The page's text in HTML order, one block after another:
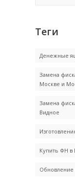
Теги
Денежные
Замена
Москве и
Замена
Видное
Купить ФН в
Обновление